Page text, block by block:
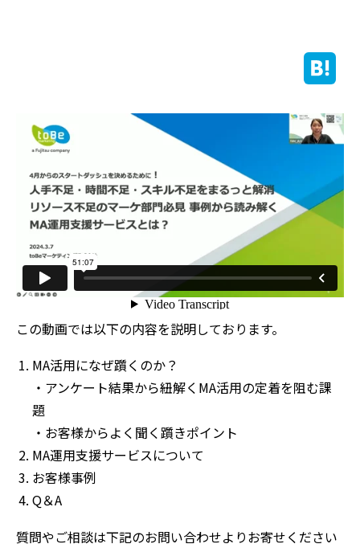
この動画では以下の内容を説明しております。
MA活用になぜ躓くのか？
・アンケート結果から紐解くMA活用の定着を阻む課
題
・お客様からよく聞く躓きポイント
MA運用支援サービスについて
お客様事例
Q＆A
質問やご相談は下記のお問い合わせよりお寄せください